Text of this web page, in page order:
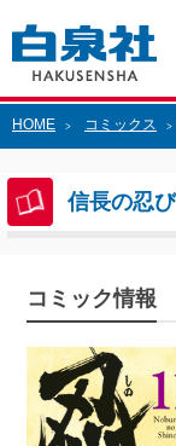
HOME > コミックス >
信長の忍
コミック情報